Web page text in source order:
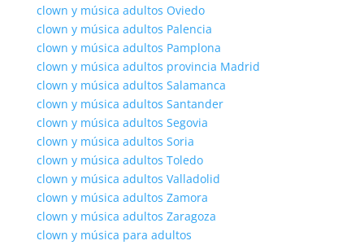
clown y música adultos Oviedo
clown y música adultos Palencia
clown y música adultos Pamplona
clown y música adultos provincia Madrid
clown y música adultos Salamanca
clown y música adultos Santander
clown y música adultos Segovia
clown y música adultos Soria
clown y música adultos Toledo
clown y música adultos Valladolid
clown y música adultos Zamora
clown y música adultos Zaragoza
clown y música para adultos